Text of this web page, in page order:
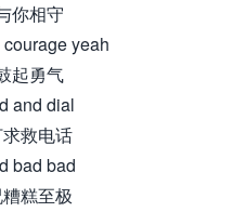
你相守
yeah
起勇气
and dial
救电话
bad bad
糕至极